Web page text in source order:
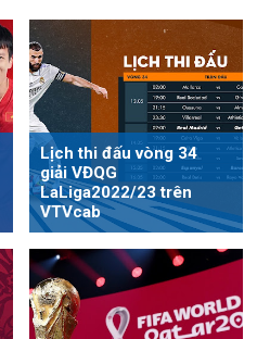
Lịch thi đấu vòng 34
giải VĐQG
LaLiga2022/23 trên
VTVcab